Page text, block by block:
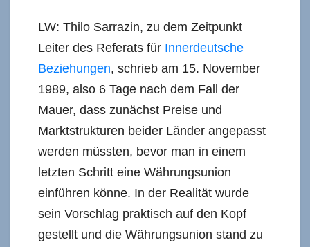
LW: Thilo Sarrazin, zu dem Zeitpunkt
Leiter des Referats für Innerdeutsche
Beziehungen, schrieb am 15. November
1989, also 6 Tage nach dem Fall der
Mauer, dass zunächst Preise und
Marktstrukturen beider Länder angepasst
werden müssten, bevor man in einem
letzten Schritt eine Währungsunion
einführen könne. In der Realität wurde
sein Vorschlag praktisch auf den Kopf
gestellt und die Währungsunion stand zu